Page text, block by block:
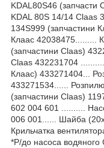
KDAL80S46 (запчасти
KDAL 80S 14/14 Claas
134S999 (запчастини
Клаас 42038475.........
(запчастини Claas)
Claas 432231704
Клаас) 433271404...
433271534......
(запчастини Claas)
602 004 601 ..........
006 001...... Шайба
Крильчатка
*Р/до насоса